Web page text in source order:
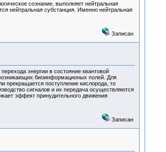
сознание, выполняет нейтральная
нейтральная субстанция. Именно нейтральная
Записан
энергии в состояние квантовой
биоинформационых полей. Для
поступление кислорода, то
сигналов и их передача осуществляются
эффект принудительного движения
Записан